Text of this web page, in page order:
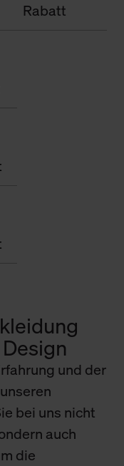
Rabatt
und der
bei uns nicht
auch
die